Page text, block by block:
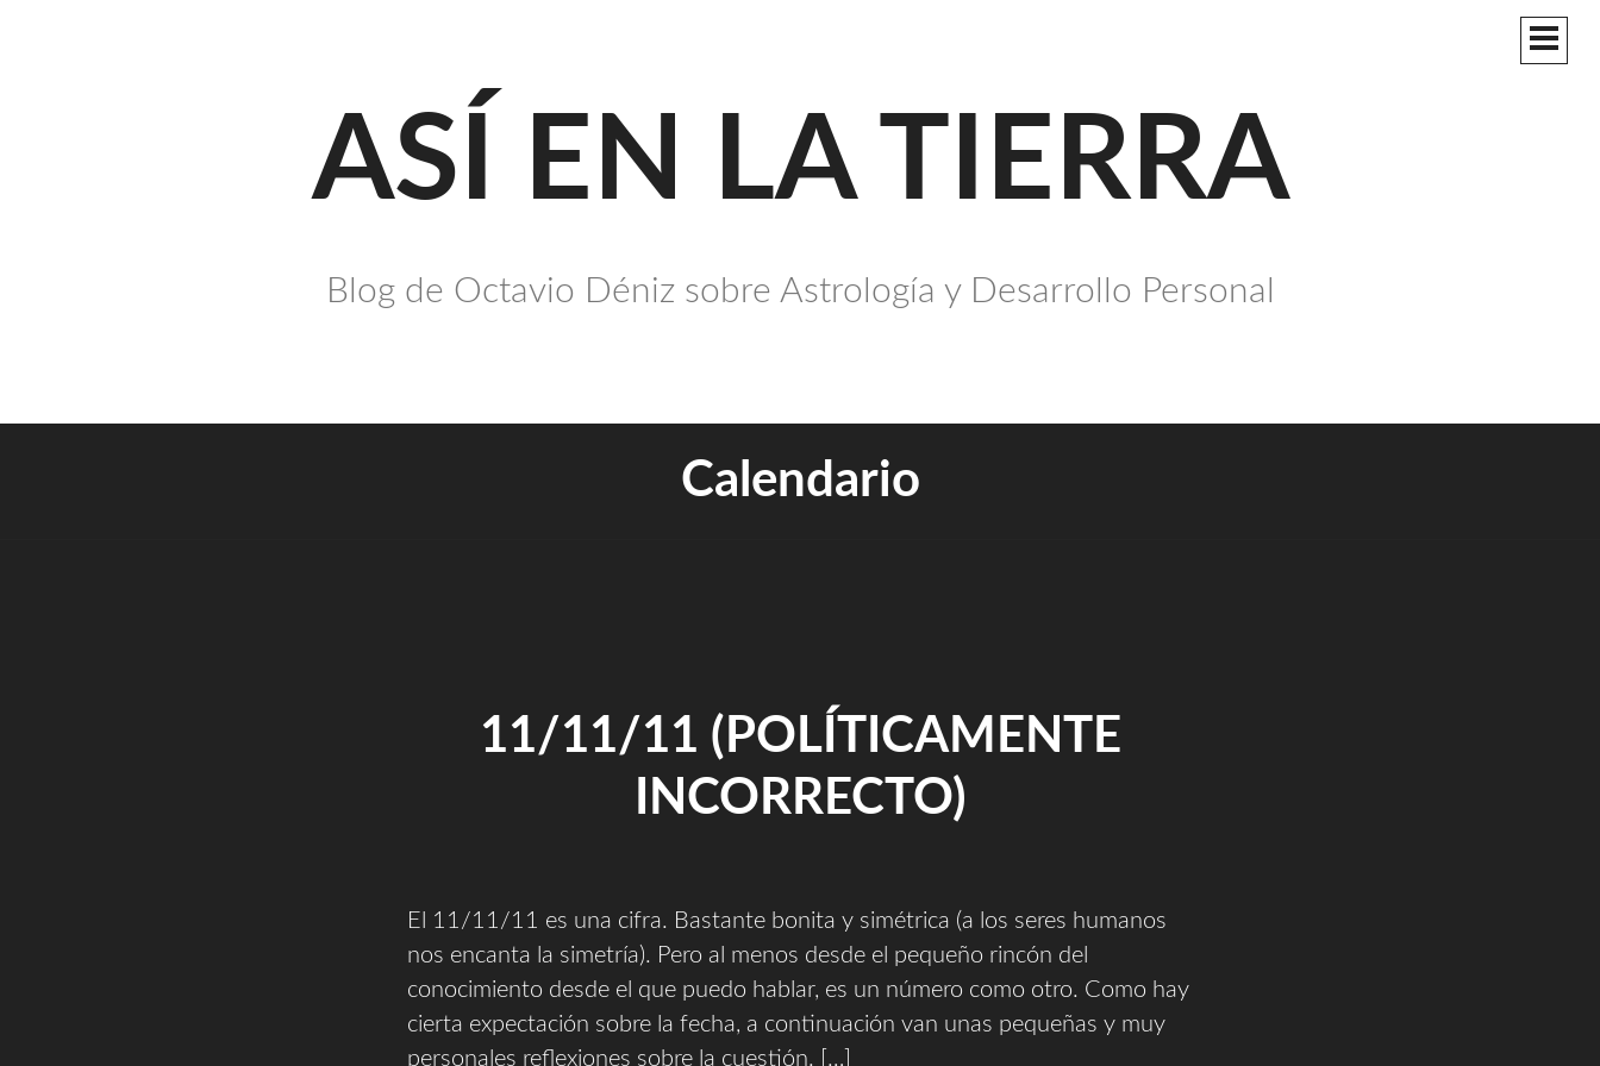
ASÍ EN LA TIERRA
Blog de Octavio Déniz sobre Astrología y Desarrollo Personal
Calendario
11/11/11 (POLÍTICAMENTE
INCORRECTO)
El 11/11/11 es una cifra. Bastante bonita y simétrica (a los seres humanos
nos encanta la simetría). Pero al menos desde el pequeño rincón del
conocimiento desde el que puedo hablar, es un número como otro. Como hay
cierta expectación sobre la fecha, a continuación van unas pequeñas y muy
personales reflexiones sobre la cuestión. […]